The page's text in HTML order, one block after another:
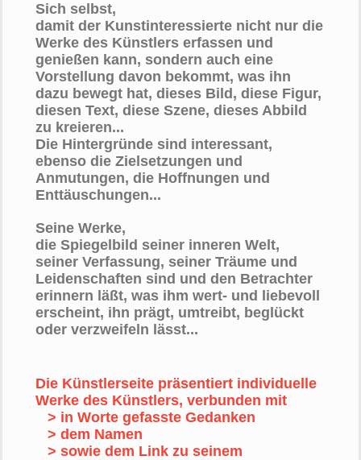
Sich selbst,
damit der Kunstinteressierte nicht nur die
Werke des Künstlers erfassen und
genießen kann, sondern auch eine
Vorstellung davon bekommt, was ihn
dazu bewegt hat, dieses Bild, diese Figur,
diesen Text, diese Szene, dieses Abbild
zu kreieren...
Die Hintergründe sind interessant,
ebenso die Zielsetzungen und
Anmutungen, die Hoffnungen und
Enttäuschungen...
Seine Werke,
die Spiegelbild seiner inneren Welt,
seiner Verfassung, seiner Träume und
Leidenschaften sind und den Betrachter
erinnern läßt, was ihm wert- und liebevoll
erscheint, ihn prägt, umtreibt, beglückt
oder verzweifeln lässt...
Die Künstlerseite präsentiert individuelle
Werke des Künstlers, verbunden mit
> in Worte gefasste Gedanken
> dem Namen
> sowie dem Link zu seinem